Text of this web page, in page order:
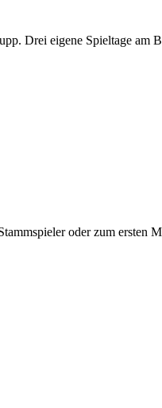
Drei eigene Spieltage am
oder zum ersten